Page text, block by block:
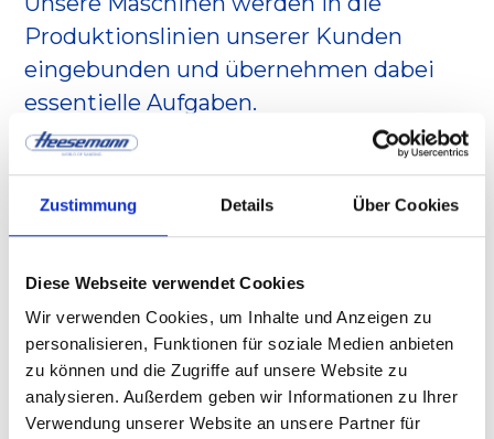
Zustimmung Details Über Cookies
Diese Webseite verwendet Cookies
Wir verwenden Cookies, um Inhalte und Anzeigen zu
personalisieren, Funktionen für soziale Medien anbieten
zu können und die Zugriffe auf unsere Website zu
analysieren. Außerdem geben wir Informationen zu Ihrer
Verwendung unserer Website an unsere Partner für
Produktionslinien unserer Kunden
eingebunden und übernehmen dabei
essentielle Aufgaben.
In der Regel befinden sich unsere
größeren Anlagen in Mittenkomplexer
zur Optimierung
der
Gesamtverfügbarkeit beitragen muss – so
auch unsere Maschinen.